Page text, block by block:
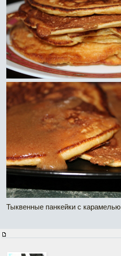
Тыквенные панкейки с карамелью